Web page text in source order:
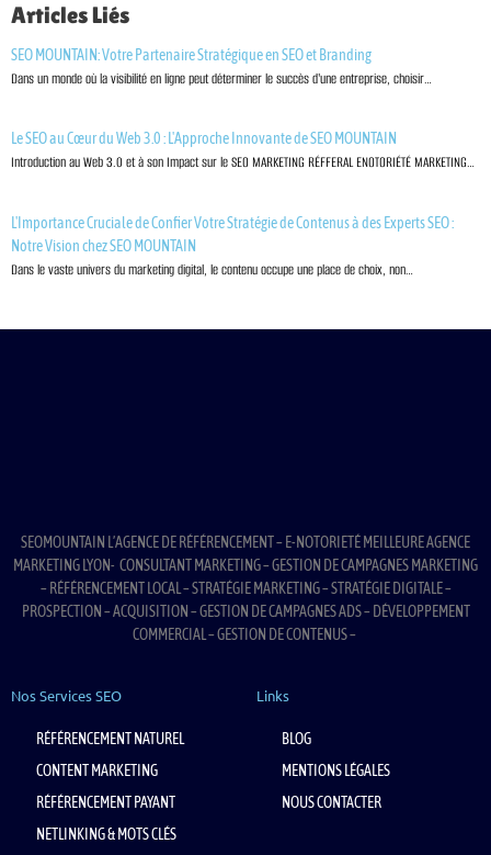
Articles Liés
SEO MOUNTAIN: Votre Partenaire Stratégique en SEO et Branding
Dans un monde où la visibilité en ligne peut déterminer le succès d'une entreprise, choisir…
Le SEO au Cœur du Web 3.0 : L'Approche Innovante de SEO MOUNTAIN
Introduction au Web 3.0 et à son Impact sur le SEO MARKETING RÉFFERAL ENOTORIÉTÉ MARKETING…
L'Importance Cruciale de Confier Votre Stratégie de Contenus à des Experts SEO :
Notre Vision chez SEO MOUNTAIN
Dans le vaste univers du marketing digital, le contenu occupe une place de choix, non…
SEOMOUNTAIN L’AGENCE DE RÉFÉRENCEMENT – E-NOTORIETÉ MEILLEURE AGENCE
MARKETING LYON- CONSULTANT MARKETING – GESTION DE CAMPAGNES MARKETING
– RÉFÉRENCEMENT LOCAL – STRATÉGIE MARKETING – STRATÉGIE DIGITALE –
PROSPECTION – ACQUISITION – GESTION DE CAMPAGNES ADS – DÉVELOPPEMENT
COMMERCIAL – GESTION DE CONTENUS –
Nos Services SEO
RÉFÉRENCEMENT NATUREL
CONTENT MARKETING
RÉFÉRENCEMENT PAYANT
NETLINKING & MOTS CLÉS
Links
BLOG
MENTIONS LÉGALES
NOUS CONTACTER